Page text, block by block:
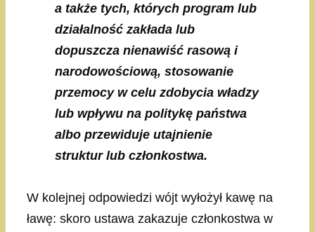
a także tych, których program lub
działalność zakłada lub
dopuszcza nienawiść rasową i
narodowościową, stosowanie
przemocy w celu zdobycia władzy
lub wpływu na politykę państwa
albo przewiduje utajnienie
struktur lub członkostwa.
W kolejnej odpowiedzi wójt wyłożył kawę na
ławę: skoro ustawa zakazuje członkostwa w